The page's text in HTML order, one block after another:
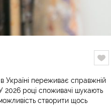
Україні переживає справжній
2026 році споживачі шукають
створити щось